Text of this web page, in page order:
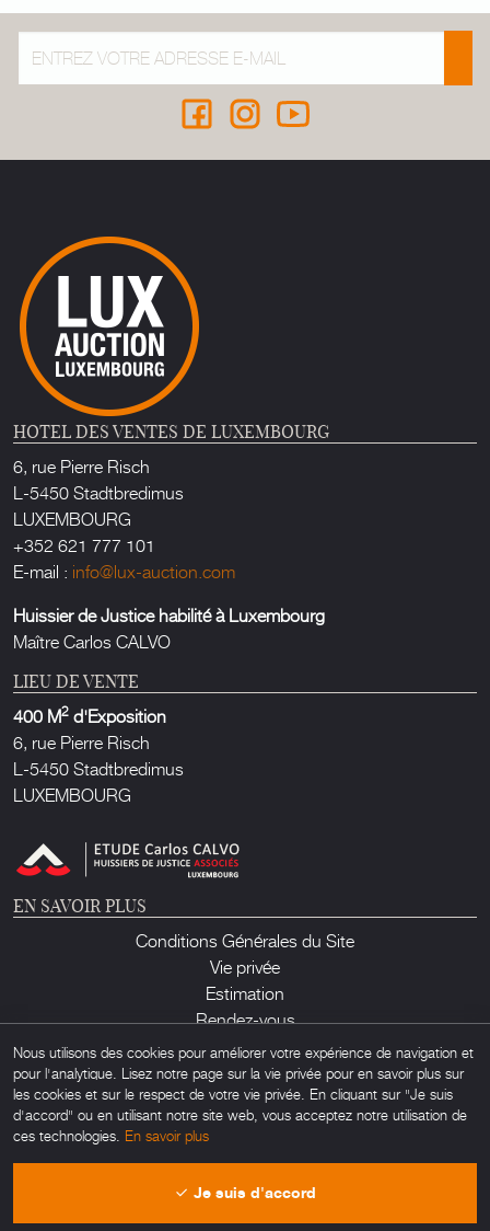
HOTEL DES VENTES DE LUXEMBOURG
6, rue Pierre Risch
L-5450 Stadtbredimus
LUXEMBOURG
+352 621 777 101
E-mail : info@lux-auction.com
Huissier de Justice habilité à Luxembourg
Maître Carlos CALVO
LIEU DE VENTE
400 M2 d'Exposition
6, rue Pierre Risch
L-5450 Stadtbredimus
LUXEMBOURG
EN SAVOIR PLUS
Conditions Générales du Site
Vie privée
Estimation
Rendez-vous
Contact
matériel trouvé sur ce site est interdite. Powered by
Nous utilisons des cookies pour améliorer votre expérience de navigation et
pour l'analytique. Lisez notre page sur la vie privée pour en savoir plus sur
les cookies et sur le respect de votre vie privée. En cliquant sur "Je suis
d'accord" ou en utilisant notre site web, vous acceptez notre utilisation de
ces technologies. En savoir plus
Je suis d'accord